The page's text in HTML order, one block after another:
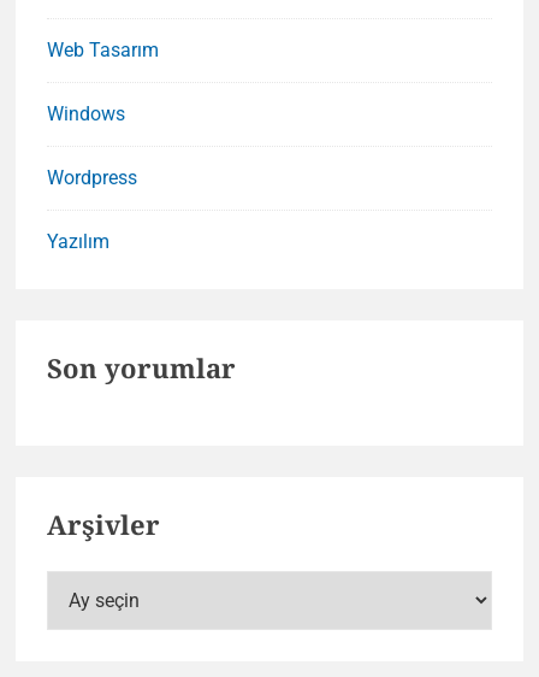
Web Tasarım
Windows
Wordpress
Yazılım
Son yorumlar
Arşivler